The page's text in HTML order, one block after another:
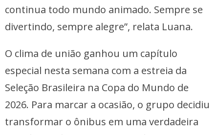
continua todo mundo animado. Sempre se
divertindo, sempre alegre”, relata Luana.
O clima de união ganhou um capítulo
especial nesta semana com a estreia da
Seleção Brasileira na Copa do Mundo de
2026. Para marcar a ocasião, o grupo decidiu
transformar o ônibus em uma verdadeira